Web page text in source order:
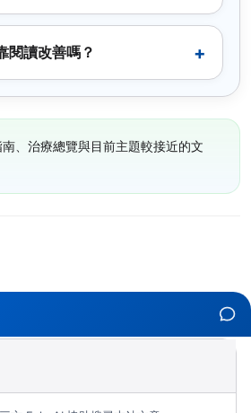
閱讀改善嗎？
、治療總覽與目前主題較接近的文